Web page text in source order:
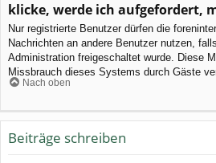
klicke, werde ich aufgefordert,
Nur registrierte Benutzer dürfen die
Nachrichten an andere Benutzer nutzen,
Administration freigeschaltet wurde. Diese
Missbrauch dieses Systems durch Gäste
Nach oben
Beiträge schreiben